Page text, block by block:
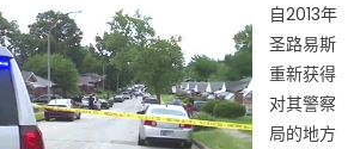
中
自2013年
圣路易斯
重新获得
对其警察
局的地方